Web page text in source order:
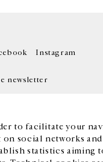
to facilitate your
on social networks
statistics aiming
Instagram
newsletter